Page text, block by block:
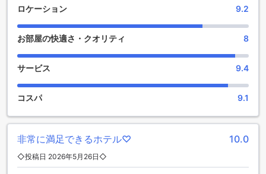
よい蒸気に包まれながら、心と体をリセットすることができ
また、ホテル内には美しい庭園が広がっており、散策や静か
な読書の時間を楽しむことができます。自然に囲まれたこの
スペースは、リラックスしたい方にとっての隠れ家のような
存在です。さらに、地元の特産品やお土産を見つけることが
帰るための素敵なアイテムが揃っています。チェジュ ブヨン
ホテルで、心温まるひとときをお楽しみください。
チェジュ ブヨン ホテルのスポーツ施設の魅力
楽しむための充実したスポーツ施設が整っています。まず、
ロケーション 9.2
お部屋の快適さ・クオリティ 8
サービス 9.4
コスパ 9.1
非常に満足できるホテル♡ 10.0
◇投稿日 2026年5月26日◇